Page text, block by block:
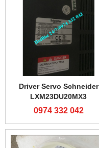
Driver Servo Schneider
LXM23DU20MX3
0974 332 042